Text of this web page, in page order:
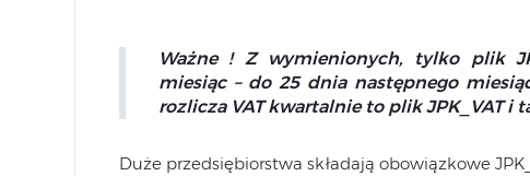
Ważne ! Z wymienionych, tylko plik
miesiąc – do 25 dnia następnego
rozlicza VAT kwartalnie to plik JPK_VAT i
Duże przedsiębiorstwa składają obowiązkowe